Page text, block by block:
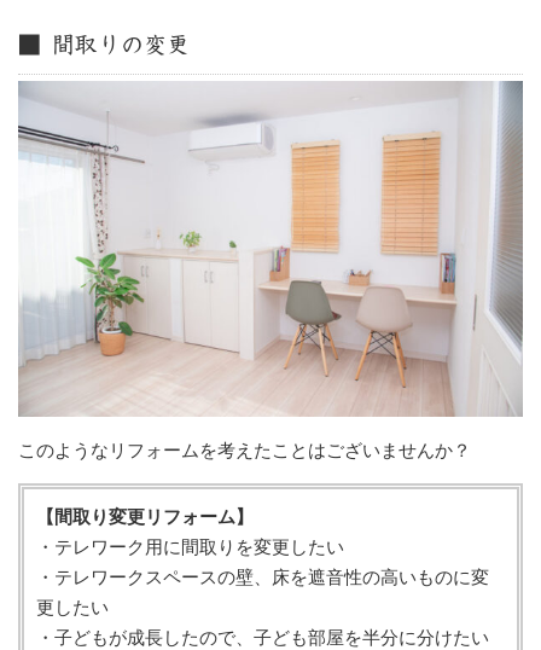
■ 間取りの変更
このようなリフォームを考えたことはございませんか？
【間取り変更リフォーム】
・テレワーク用に間取りを変更したい
・テレワークスペースの壁、床を遮音性の高いものに変
更したい
・子どもが成長したので、子ども部屋を半分に分けたい